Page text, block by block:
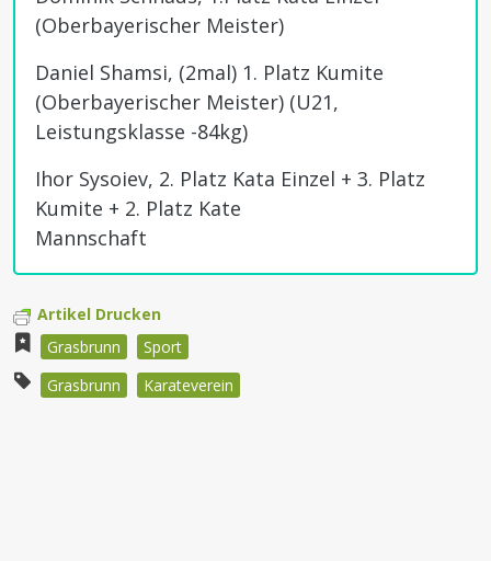
(Oberbayerischer Meister)
Daniel Shamsi, (2mal) 1. Platz Kumite
(Oberbayerischer Meister) (U21,
Leistungsklasse -84kg)
Ihor Sysoiev, 2. Platz Kata Einzel + 3. Platz
Kumite + 2. Platz Kate
Mannschaft
Artikel Drucken
Grasbrunn
Sport
Grasbrunn
Karateverein